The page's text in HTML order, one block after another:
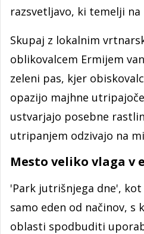
razsvetljavo, ki temelji
Skupaj z lokalnim
oblikovalcem Ermijem
zeleni pas, kjer
opazijo majhne
ustvarjajo posebne
utripanjem odzivajo na
Mesto veliko vlaga v
'Park jutrišnjega dne',
samo eden od načinov, s
oblasti spodbuditi